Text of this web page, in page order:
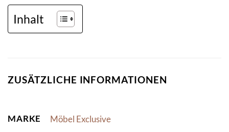
Inhalt
ZUSÄTZLICHE INFORMATIONEN
MARKE Möbel Exclusive